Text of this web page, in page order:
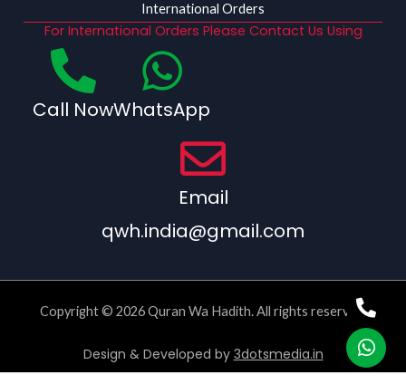
International Orders
For International Orders Please Contact Us Using
Call NowWhatsApp
Email
qwh.india@gmail.com
Copyright © 2026 Quran Wa Hadith. All rights reserved.
Design & Developed by 3dotsmedia.in